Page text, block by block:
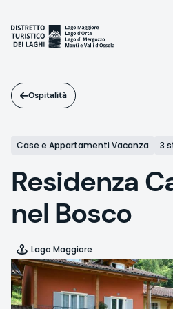
contenuto
principale
Ospitalità
Case e Appartamenti Vacanza 3
Residenza
nel Bosco
Lago Maggiore